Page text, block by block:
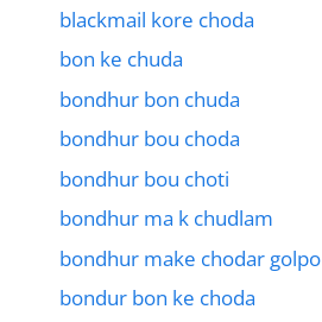
blackmail kore choda
bon ke chuda
bondhur bon chuda
bondhur bou choda
bondhur bou choti
bondhur ma k chudlam
bondhur make chodar golpo
bondur bon ke choda